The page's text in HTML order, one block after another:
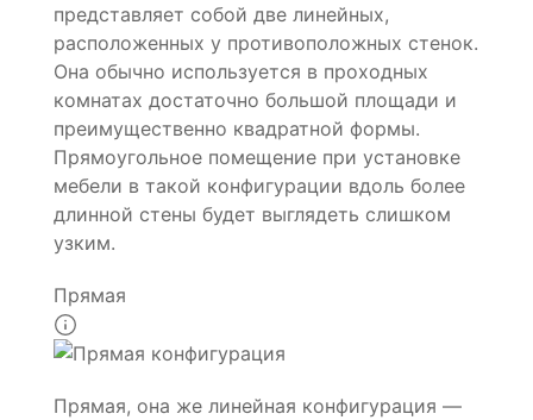
представляет собой две линейных,
расположенных у противоположных стенок.
Она обычно используется в проходных
комнатах достаточно большой площади и
преимущественно квадратной формы.
Прямоугольное помещение при установке
мебели в такой конфигурации вдоль более
длинной стены будет выглядеть слишком
узким.
Прямая
Прямая, она же линейная конфигурация —